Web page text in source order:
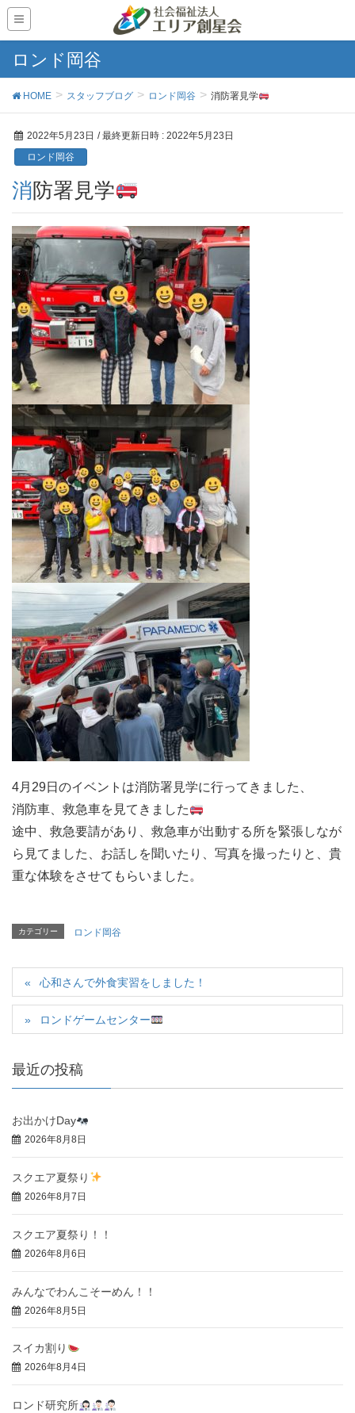
ロンド岡谷
HOME スタッフブログ ロンド岡谷 消防署見学
2022年5月23日 / 最終更新日時 : 2022年5月23日
ロンド岡谷
消防署見学
4月29日のイベントは消防署見学に行ってきました、
消防車、救急車を見てきました
途中、救急要請があり、救急車が出動する所を緊張しなが
ら見てました、お話しを聞いたり、写真を撮ったりと、貴
重な体験をさせてもらいました。
カテゴリー ロンド岡谷
心和さんで外食実習をしました！
ロンドゲームセンター
最近の投稿
お出かけDay
2026年8月8日
スクエア夏祭り
2026年8月7日
スクエア夏祭り！！
2026年8月6日
みんなでわんこそーめん！！
2026年8月5日
スイカ割り
2026年8月4日
ロンド研究所